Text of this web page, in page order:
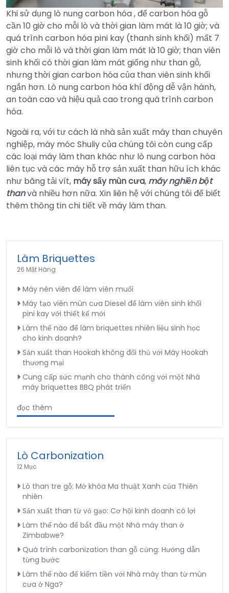
Khi sử dụng lò nung carbon hóa , để carbon hóa gỗ
cần 10 giờ cho mỗi lò và thời gian làm mát là 10 giờ; và
quá trình carbon hóa pini kay (thanh sinh khối) mất 7
giờ cho mỗi lò và thời gian làm mát là 10 giờ; than viên
sinh khối có thời gian làm mát giống như than gỗ,
nhưng thời gian carbon hóa của than viên sinh khối
ngắn hơn. Lò nung carbon hóa khí động dễ vận hành,
an toàn cao và hiệu quả cao trong quá trình carbon
hóa.
Ngoài ra, với tư cách là nhà sản xuất máy than chuyên
nghiệp, máy móc Shuliy của chúng tôi còn cung cấp
các loại máy làm than khác như lò nung carbon hóa
liên tục và các máy hỗ trợ sản xuất than hữu ích khác
như băng tải vít, máy sấy mùn cưa, máy nghiền bột
thanvà nhiều hơn nữa. Xin liên hệ với chúng tôi để biết
thêm thông tin chi tiết về máy làm than.
Làm Briquettes
26 Mặt Hàng
Máy nén viên để làm viên muối
Máy tạo viên mùn cưa Diesel để làm viên sinh khối
pini kay với thiết kế mới
Làm thế nào để làm briquettes nhiên liệu sinh học
cho kinh doanh?
Sản xuất than Hookah không đối thủ với Máy Hookah
thương mại
Cung cấp sức mạnh cho thành công với một Nhà
máy briquettes BBQ phát triển
đọc thêm
Lò Carbonization
12 Mục
Lò than tre gỗ: Mở khóa Ma thuật Xanh của Thiên
nhiên
Sản xuất than từ vỏ gạo: Cơ hội kinh doanh có lợi
Làm thế nào để bắt đầu một Nhà máy than ở
Zimbabwe?
Quá trình carbonization than gỗ cứng: Hướng dẫn
từng bước
Làm thế nào để kiếm tiền với Nhà máy than từ mùn
cưa ở Nga?